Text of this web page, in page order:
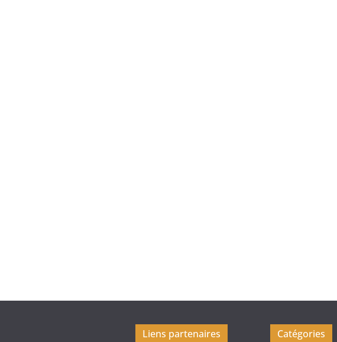
Liens partenaires Catégories